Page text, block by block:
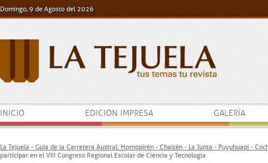
Domingo, 9 de Agosto del 2026
INICIO EDICIÓN IMPRESA GALERÍA
La Tejuela - Guía de la Carretera Austral: Hornopirén - Chaitén - La Junta - Puyuhuapi -
participar en el VIII Congreso Regional Escolar de Ciencia y Tecnología